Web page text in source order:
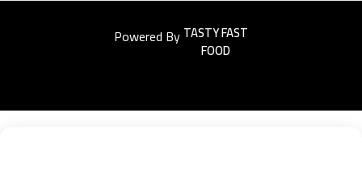
Powered ByEasyorders